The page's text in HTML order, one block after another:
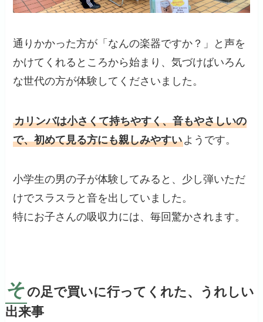
通りかかった方が「なんの楽器ですか？」と声を
かけてくれるところから始まり、気づけばいろん
な世代の方が体験してくださいました。
カリンバは小さくて持ちやすく、音もやさしいの
で、初めて見る方にも親しみやすいようです。
小学生の男の子が体験してみると、少し弾いただ
けでスラスラと音を出していました。
特にお子さんの吸収力には、毎回驚かされます。
そ の足で買いに行ってくれた、うれしい
出来事